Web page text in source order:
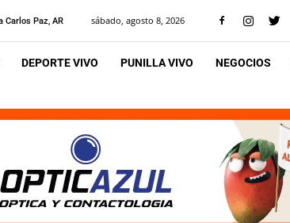
Carlos Paz, AR sábado, agosto 8, 2026
DEPORTE VIVO PUNILLA VIVO NEGOCIOS